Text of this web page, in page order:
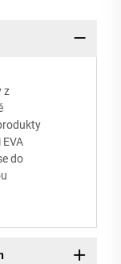
z
do